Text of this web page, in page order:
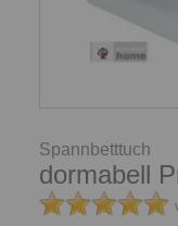
Spannbetttuch
dormabell